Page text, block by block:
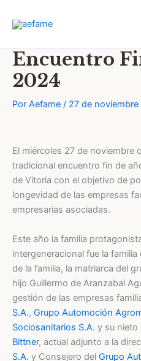
Encuentro
2024
Por Aefame / 27 de
El miércoles 27 de noviembre
tradicional encuentro fin de
de Vitoria con el objetivo de
longevidad de las empresas
empresarias asociadas.
Este año la familia
intergeneracional fue la
de la familia, la matriarca del
hijo Guillermo de Aranzabal
gestión de las empresas
S.A., Grupo Automoción
Sociosanitarios S.A. y su nieto
Bittner, actual adjunto a la
S.A. y Consejero del Grupo